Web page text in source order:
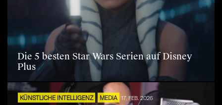
Die 5 besten Star Wars Serien auf Disney
Plus
KÜNSTLICHE INTELLIGENZ MEDIA 17. FEB. 2026